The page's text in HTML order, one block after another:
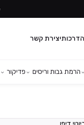
יצירת קשר
הרמת גבות וריסים פדיקור